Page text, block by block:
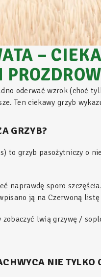
–
oderwać wzrok (choć
Ten ciekawy grzyb
GRZYB?
to grzyb pasożytniczy o
naprawdę sporo
ją na Czerwoną
lwią grzywę /
NIE TYLKO